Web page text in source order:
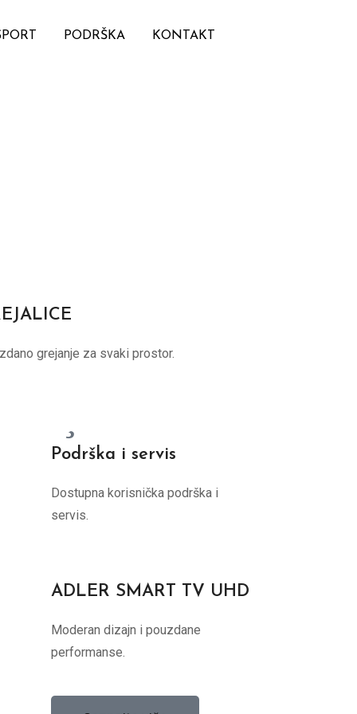
PODRŠKA KONTAKT
grejanje za svaki prostor.
Podrška i servis
Dostupna korisnička podrška i
servis.
ADLER SMART TV UHD
Moderan dizajn i pouzdane
performanse.